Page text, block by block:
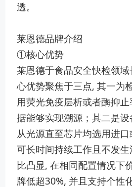
透。
莱恩德品牌介绍
①核心优势
莱恩德于食品安​全快检领
心​优势聚焦于三点, 其一为
用⁠荧光‌免疫​层‍析或者酶抑
据能够实现​溯源；其二是设
从⁠光源直至芯片均选用进
可⁠长时间持‌续工作且不发
比凸显, 在相同配置情‌况下
牌低超30‌%, 并且支持个‌性​